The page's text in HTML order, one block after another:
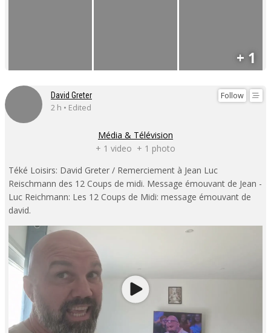
+ 1
Follow
David Greter
2 h • Edited
Média & Télévision
+ 1 video + 1 photo
Téké Loisirs: David Greter / Remerciement à Jean Luc
Reischmann des 12 Coups de midi. Message émouvant de Jean -
Luc Reichmann: Les 12 Coups de Midi: message émouvant de
david.